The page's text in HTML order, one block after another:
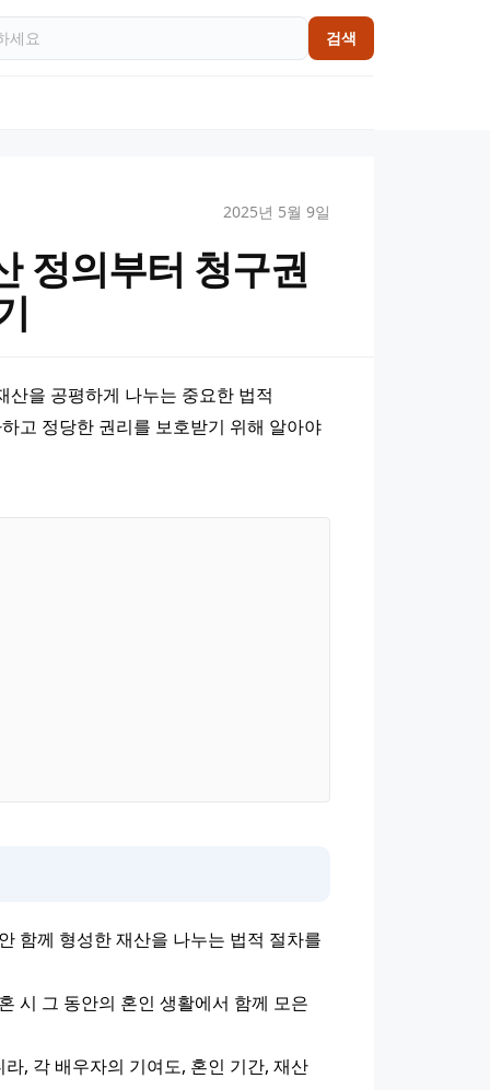
검색
2025년 5월 9일
정의부터 청구권
을 공평하게 나누는 중요한 법적
고 정당한 권리를 보호받기 위해 알아야
함께 형성한 재산을 나누는 법적 절차를
시 그 동안의 혼인 생활에서 함께 모은
, 각 배우자의 기여도, 혼인 기간, 재산